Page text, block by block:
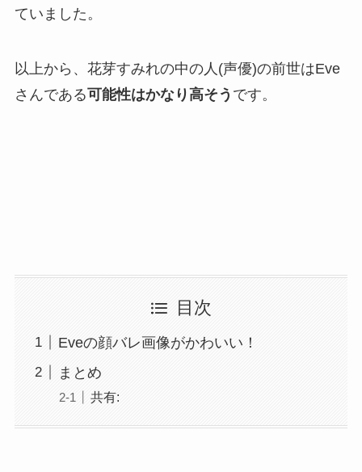
ていました。
以上から、花芽すみれの中の人(声優)の前世はEve
さんである可能性はかなり高そう です。
目次
Eveの顔バレ画像がかわいい！
まとめ
共有: